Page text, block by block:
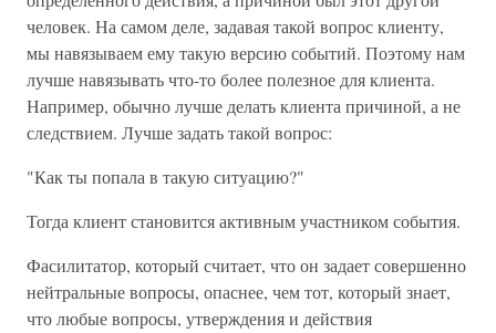
человек. На самом деле, задавая такой вопрос клиенту,
мы навязываем ему такую версию событий. Поэтому нам
лучше навязывать что-то более полезное для клиента.
Например, обычно лучше делать клиента причиной, а не
следствием. Лучше задать такой вопрос:
"Как ты попала в такую ситуацию?"
Тогда клиент становится активным участником события.
Фасилитатор, который считает, что он задает совершенно
нейтральные вопросы, опаснее, чем тот, который знает,
что любые вопросы, утверждения и действия